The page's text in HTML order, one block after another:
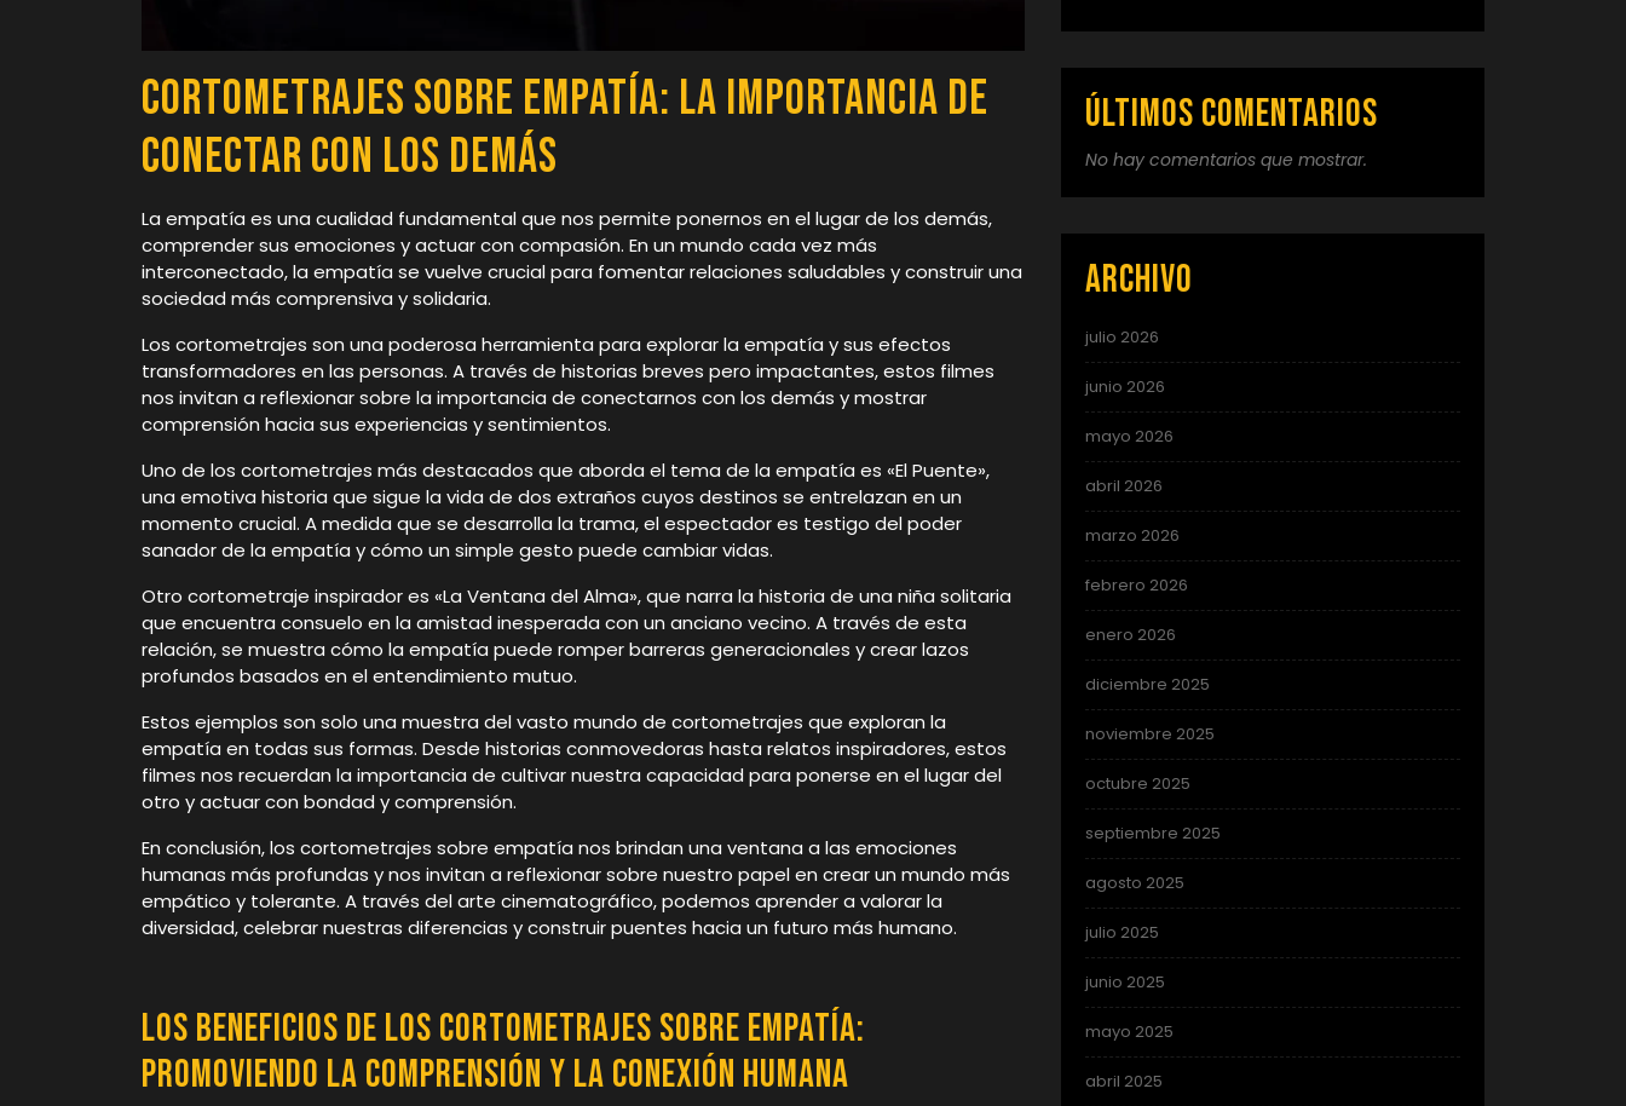
Cortometrajes sobre Empatía: La Importancia de
Conectar con los Demás
La empatía es una cualidad fundamental que nos permite ponernos en el lugar de los demás,
comprender sus emociones y actuar con compasión. En un mundo cada vez más
interconectado, la empatía se vuelve crucial para fomentar relaciones saludables y construir una
sociedad más comprensiva y solidaria.
Los cortometrajes son una poderosa herramienta para explorar la empatía y sus efectos
transformadores en las personas. A través de historias breves pero impactantes, estos filmes
nos invitan a reflexionar sobre la importancia de conectarnos con los demás y mostrar
comprensión hacia sus experiencias y sentimientos.
Uno de los cortometrajes más destacados que aborda el tema de la empatía es «El Puente»,
una emotiva historia que sigue la vida de dos extraños cuyos destinos se entrelazan en un
momento crucial. A medida que se desarrolla la trama, el espectador es testigo del poder
sanador de la empatía y cómo un simple gesto puede cambiar vidas.
Otro cortometraje inspirador es «La Ventana del Alma», que narra la historia de una niña solitaria
que encuentra consuelo en la amistad inesperada con un anciano vecino. A través de esta
relación, se muestra cómo la empatía puede romper barreras generacionales y crear lazos
profundos basados en el entendimiento mutuo.
Estos ejemplos son solo una muestra del vasto mundo de cortometrajes que exploran la
empatía en todas sus formas. Desde historias conmovedoras hasta relatos inspiradores, estos
filmes nos recuerdan la importancia de cultivar nuestra capacidad para ponerse en el lugar del
otro y actuar con bondad y comprensión.
En conclusión, los cortometrajes sobre empatía nos brindan una ventana a las emociones
humanas más profundas y nos invitan a reflexionar sobre nuestro papel en crear un mundo más
empático y tolerante. A través del arte cinematográfico, podemos aprender a valorar la
diversidad, celebrar nuestras diferencias y construir puentes hacia un futuro más humano.
Los Beneficios de los Cortometrajes sobre Empatía:
Promoviendo la Comprensión y la Conexión Humana
Últimos comentarios
No hay comentarios que mostrar.
Archivo
julio 2026
junio 2026
mayo 2026
abril 2026
marzo 2026
febrero 2026
enero 2026
diciembre 2025
noviembre 2025
octubre 2025
septiembre 2025
agosto 2025
julio 2025
junio 2025
mayo 2025
abril 2025